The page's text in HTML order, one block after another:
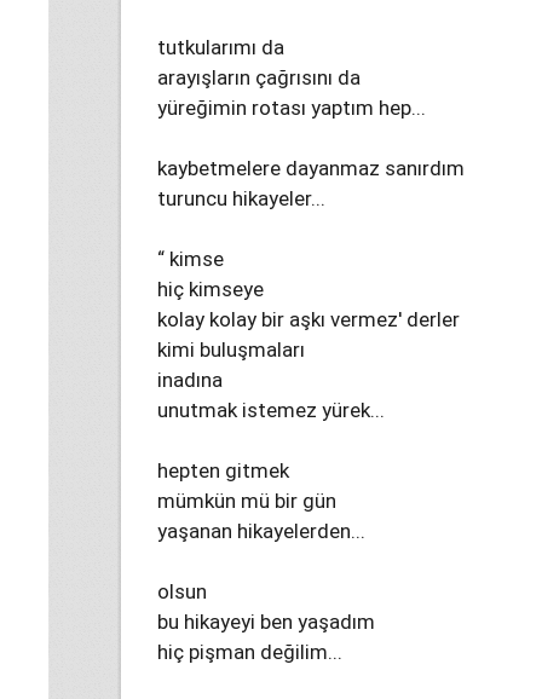
tutkularımı da
arayışların çağrısını da
yüreğimin rotası yaptım hep...
kaybetmelere dayanmaz sanırdım
turuncu hikayeler...
“ kimse
hiç kimseye
kolay kolay bir aşkı vermez' derler
kimi buluşmaları
inadına
unutmak istemez yürek...
hepten gitmek
mümkün mü bir gün
yaşanan hikayelerden...
olsun
bu hikayeyi ben yaşadım
hiç pişman değilim...